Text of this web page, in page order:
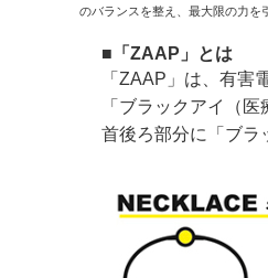
のバランスを整え、最大限の力を
■「ZAAP」とは
「ZAAP」は、有害
「ブラックアイ（
首後ろ部分に「ブラ